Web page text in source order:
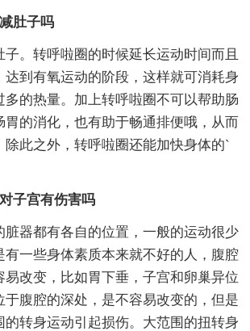
肚子吗
转呼啦圈的时候延长运动时间而且
达到有氧运动的阶段，这样就可消耗身
多的热量。加上转呼啦圈不可以帮助肠
胃的消化，也有助于畅通排便哦，从而
除此之外，转呼啦圈还能加快身体的`
宫有伤害吗
器都有各自的位置，一般的运动很少
有一些身体素质本来就不好的人，腹腔
易改变，比如胃下垂，子宫和卵巢异位
于腹腔的深处，是不容易改变的，但是
的转身运动引起损伤。大范围的扭转身